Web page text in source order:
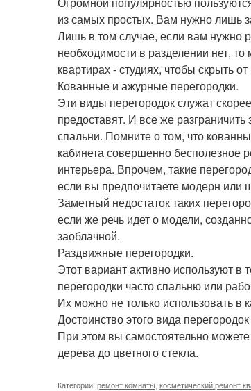
из самых простых. Вам нужно лишь
Лишь в том случае, если вам нужно
необходимости в разделении нет,
квартирах - студиях, чтобы скрыть
Кованные и ажурные перегородки.
Эти виды перегородок служат
предоставят. И все же
спальни. Помните о том, что
кабинета совершенно бесполезное
интерьера. Впрочем, такие
если вы предпочитаете модерн или
Заметный недостаток таких
если же речь идет о модели,
заоблачной.
Раздвижные перегородки.
Этот вариант активно используют
перегородки часто спальню или
Их можно не только использовать в
Достоинство этого вида
При этом вы самостоятельно
дерева до цветного стекла.
Категории: ремонт комнаты косметический ремонт